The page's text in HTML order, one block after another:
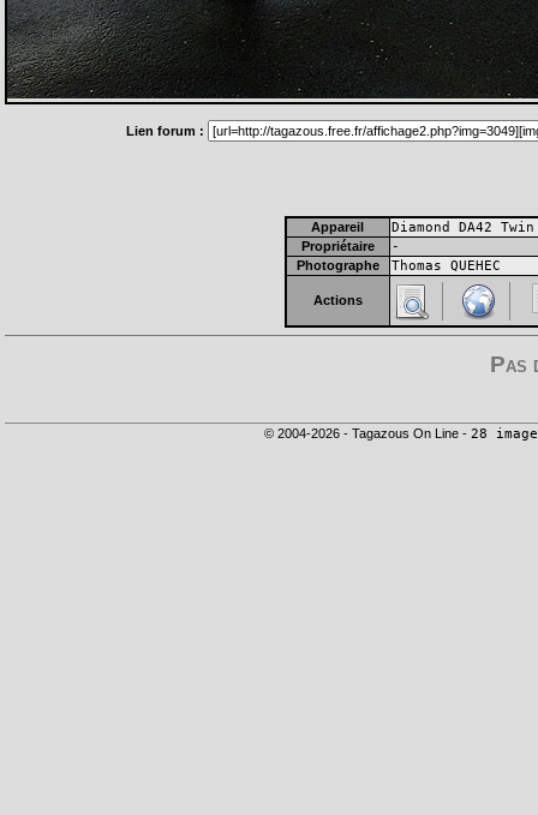
Lien forum :
Appareil Diamond DA42
Propriétaire -
Photographe Thomas QUEHEC
Actions
Pas
© 2004-2026 - Tagazous On Line - 28